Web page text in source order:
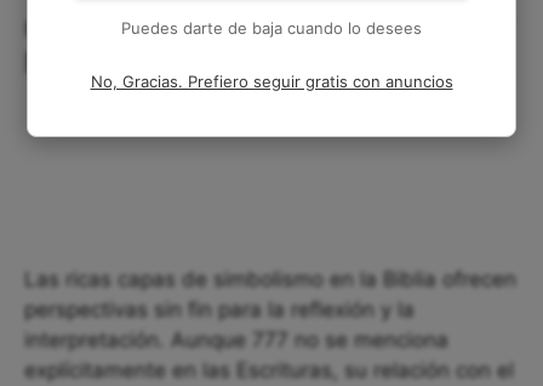
Conclusión: La Profundidad del 777
Las ricas capas de simbolismo en la Biblia ofrecen
perspectivas sin fin para la reflexión y la
interpretación. Aunque 777 no se menciona
explícitamente en las Escrituras, su relación con el
Puedes darte de baja cuando lo desees
No, Gracias. Prefiero seguir gratis con anuncios